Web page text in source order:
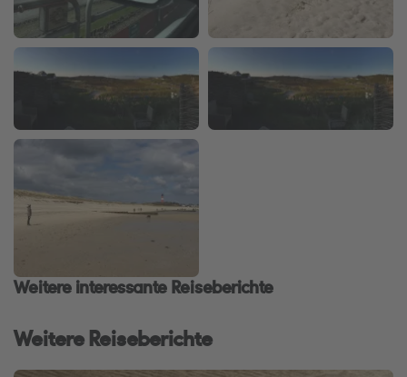
Weitere interessante Reiseberichte
Weitere Reiseberichte